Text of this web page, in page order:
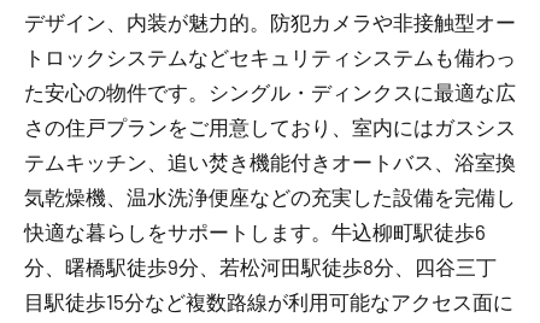
デザイン、内装が魅力的。防犯カメラや非接触型オー
トロックシステムなどセキュリティシステムも備わっ
た安心の物件です。シングル・ディンクスに最適な広
さの住戸プランをご用意しており、室内にはガスシス
テムキッチン、追い焚き機能付きオートバス、浴室換
気乾燥機、温水洗浄便座などの充実した設備を完備し
快適な暮らしをサポートします。牛込柳町駅徒歩6
分、曙橋駅徒歩9分、若松河田駅徒歩8分、四谷三丁
目駅徒歩15分など複数路線が利用可能なアクセス面に